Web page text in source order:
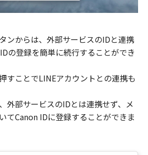
ンからは、外部サービスのIDと連携
の登録を簡単に続行することができ
すことでLINEアカウントとの連携も
外部サービスのIDとは連携せず、メ
てCanon IDに登録することができま